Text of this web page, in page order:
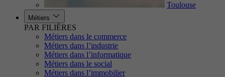
Toulouse
Métiers
PAR FILIÈRES
Métiers dans le commerce
Métiers dans l’industrie
Métiers dans l’informatique
Métiers dans le social
Métiers dans l’immobilier